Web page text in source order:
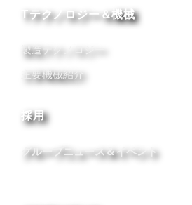
Tテクノロジー＆機械
製造テクノロジー
主要機械紹介
採用
グループニュース＆イベント